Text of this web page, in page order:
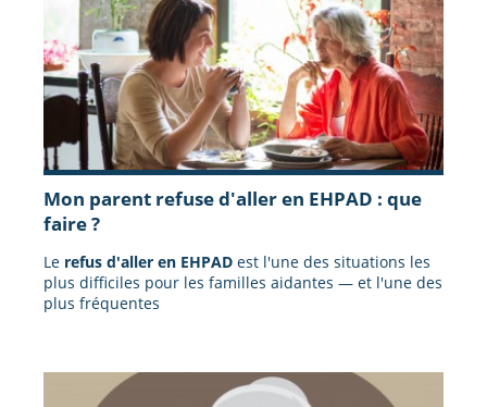
Mon parent refuse d'aller en EHPAD : que
faire ?
Le refus d'aller en EHPAD est l'une des situations les
plus difficiles pour les familles aidantes — et l'une des
plus fréquentes